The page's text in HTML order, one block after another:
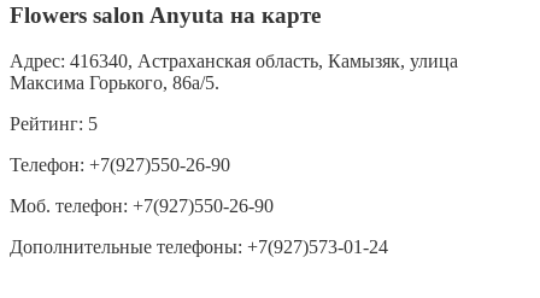
Flowers salon Anyuta на карте
Адрес: 416340, Астраханская область, Камызяк, улица
Максима Горького, 86а/5.
Рейтинг: 5
Телефон: +7(927)550-26-90
Моб. телефон: +7(927)550-26-90
Дополнительные телефоны: +7(927)573-01-24